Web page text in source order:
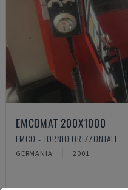
EMCOMAT 200X1000
EMCO - TORNIO ORIZZONTALE
GERMANIA 2001